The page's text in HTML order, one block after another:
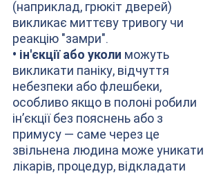
(наприклад, грюкіт дверей)
викликає миттєву тривогу чи
реакцію "замри".
• ін'єкції або уколи можуть
викликати паніку, відчуття
небезпеки або флешбеки,
особливо якщо в полоні робили
ін’єкції без пояснень або з
примусу — саме через це
звільнена людина може уникати
лікарів, процедур, відкладати